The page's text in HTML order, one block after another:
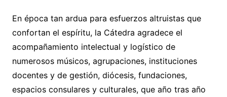
En época tan ardua para esfuerzos altruistas que
confortan el espíritu, la Cátedra agradece el
acompañamiento intelectual y logístico de
numerosos músicos, agrupaciones, instituciones
docentes y de gestión, diócesis, fundaciones,
espacios consulares y culturales, que año tras año